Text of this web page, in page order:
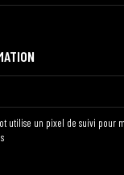
utilise un pixel de suivi pour